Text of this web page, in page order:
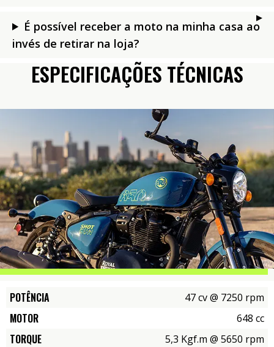
É possível receber a moto na minha casa ao
invés de retirar na loja?
ESPECIFICAÇÕES TÉCNICAS
POTÊNCIA 47 cv @ 7250 rpm
MOTOR 648 cc
TORQUE 5,3 Kgf.m @ 5650 rpm